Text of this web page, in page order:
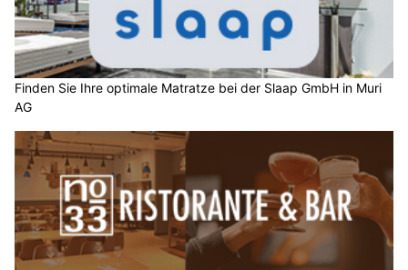
Finden Sie Ihre optimale Matratze bei der Slaap GmbH in Muri
AG